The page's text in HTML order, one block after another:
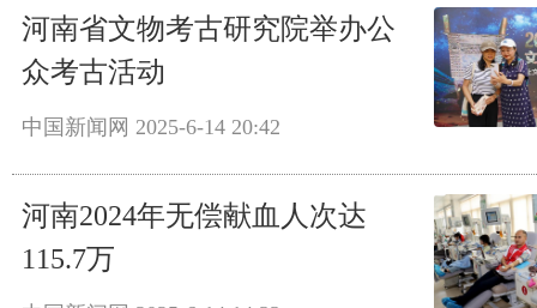
河南省文物考古研究院举办公
众考古活动
中国新闻网 2025-6-14 20:42
河南2024年无偿献血人次达
115.7万